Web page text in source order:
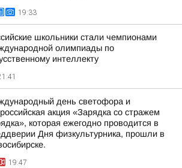
19:33
школьники стали чемпионами
олимпиады по
интеллекту
день светофора и
акция «Зарядка со стражем
которая ежегодно проводится в
Дня физкультурника, прошли в
19:47